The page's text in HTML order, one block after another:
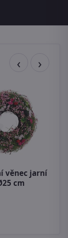
věnec jarní
cm